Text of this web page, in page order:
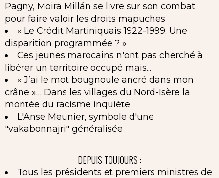
Pagny, Moira Millán se livre sur son combat
pour faire valoir les droits mapuches
« Le Crédit Martiniquais 1922-1999. Une
disparition programmée ? »
Ces jeunes marocains n'ont pas cherché à
libérer un territoire occupé mais...
« J’ai le mot bougnoule ancré dans mon
crâne »… Dans les villages du Nord-Isère la
montée du racisme inquiète
L'Anse Meunier, symbole d'une
"vakabonnajri" généralisée
DEPUIS TOUJOURS :
Tous les présidents et premiers ministres de